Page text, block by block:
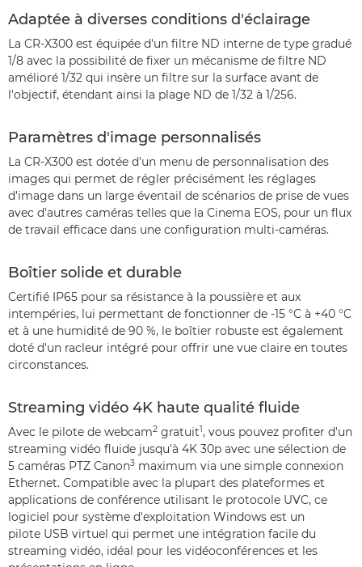
Adaptée à diverses conditions d'éclairage
La CR-X300 est équipée d'un filtre ND interne de type gradué
1/8 avec la possibilité de fixer un mécanisme de filtre ND
amélioré 1/32 qui insère un filtre sur la surface avant de
l'objectif, étendant ainsi la plage ND de 1/32 à 1/256.
Paramètres d'image personnalisés
La CR-X300 est dotée d'un menu de personnalisation des
images qui permet de régler précisément les réglages
d'image dans un large éventail de scénarios de prise de vues
avec d'autres caméras telles que la Cinema EOS, pour un flux
de travail efficace dans une configuration multi-caméras.
Boîtier solide et durable
Certifié IP65 pour sa résistance à la poussière et aux
intempéries, lui permettant de fonctionner de -15 °C à +40 °C
et à une humidité de 90 %, le boîtier robuste est également
doté d'un racleur intégré pour offrir une vue claire en toutes
circonstances.
Streaming vidéo 4K haute qualité fluide
Avec le pilote de webcam2 gratuit1, vous pouvez profiter d'un
streaming vidéo fluide jusqu'à 4K 30p avec une sélection de
5 caméras PTZ Canon3 maximum via une simple connexion
Ethernet. Compatible avec la plupart des plateformes et
applications de conférence utilisant le protocole UVC, ce
logiciel pour système d'exploitation Windows est un
pilote USB virtuel qui permet une intégration facile du
streaming vidéo, idéal pour les vidéoconférences et les